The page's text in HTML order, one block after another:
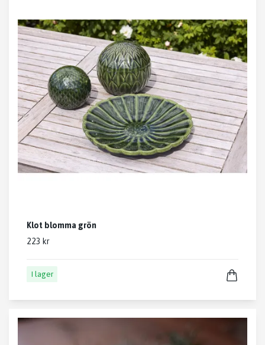
Klot blomma grön
223 kr
I lager